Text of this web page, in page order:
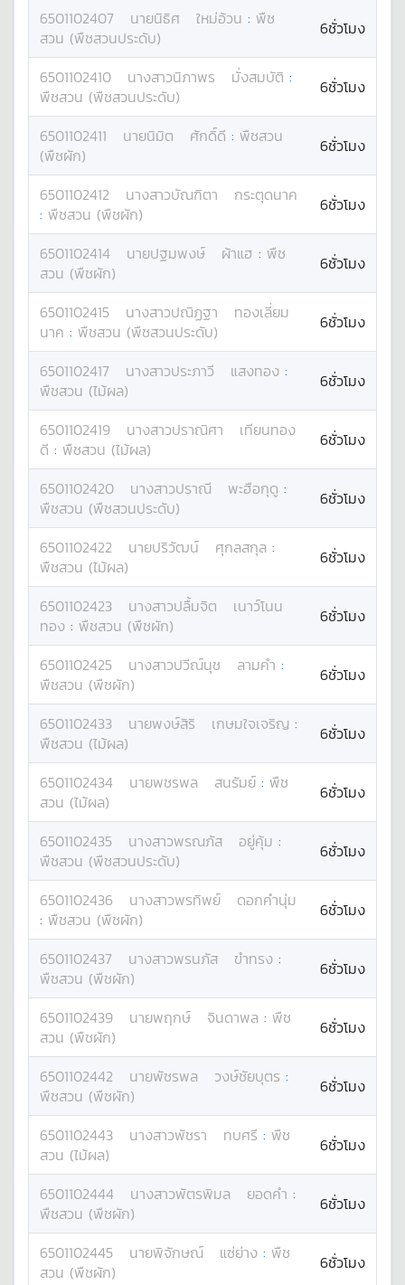
6501102407 นายนิธิศ ใหม่อ้วน : พืช
สวน (พืชสวนประดับ)
6ชั่วโมง
6501102410 นางสาวนิภาพร มั่งสมบัติ :
พืชสวน (พืชสวนประดับ)
6ชั่วโมง
6501102411 นายนิมิต ศักดิ์ดี : พืชสวน
(พืชผัก)
6ชั่วโมง
6501102412 นางสาวบัณฑิตา
กระตุดนาค
: พืชสวน (พืชผัก) 6ชั่วโมง
6501102414 นายปฐมพงษ์ ผ้าแฮ : พืช
สวน (พืชผัก)
6ชั่วโมง
6501102415 นางสาวปณิฏฐา
ทองเลี่ยม
นาค : พืชสวน (พืชสวนประดับ) 6ชั่วโมง
6501102417 นางสาวประภาวี แสงทอง :
พืชสวน (ไม้ผล)
6ชั่วโมง
6501102419 นางสาวปราณิศา
เทียนทอง
ดี : พืชสวน (ไม้ผล) 6ชั่วโมง
6501102420 นางสาวปราณี พะฮือกุดู :
พืชสวน (พืชสวนประดับ)
6ชั่วโมง
6501102422 นายปริวัฒน์ ศุกลสกุล :
พืชสวน (ไม้ผล)
6ชั่วโมง
6501102423 นางสาวปลื้มจิต
เนาว์โนน
ทอง : พืชสวน (พืชผัก) 6ชั่วโมง
6501102425 นางสาวปวีณ์นุช ลามคำ :
พืชสวน (พืชผัก)
6ชั่วโมง
6501102433 นายพงษ์สิริ เกษมใจเจริญ :
พืชสวน (ไม้ผล)
6ชั่วโมง
6501102434 นายพชรพล สนรัมย์ : พืช
สวน (ไม้ผล)
6ชั่วโมง
6501102435 นางสาวพรณภัส อยู่คุ้ม :
พืชสวน (พืชสวนประดับ)
6ชั่วโมง
6501102436 นางสาวพรทิพย์
ดอกคำนุ่ม
: พืชสวน (พืชผัก) 6ชั่วโมง
6501102437 นางสาวพรนภัส ขำทรง :
พืชสวน (พืชผัก)
6ชั่วโมง
6501102439 นายพฤกษ์ จินดาพล : พืช
สวน (พืชผัก)
6ชั่วโมง
6501102442 นายพัชรพล วงษ์ชัยบุตร :
พืชสวน (พืชผัก)
6ชั่วโมง
6501102443 นางสาวพัชรา ทบศรี : พืช
สวน (ไม้ผล)
6ชั่วโมง
6501102444 นางสาวพัตรพิมล ยอดคำ :
พืชสวน (พืชผัก)
6ชั่วโมง
6501102445 นายพิจักษณ์ แซ่ย่าง : พืช
สวน (พืชผัก)
6ชั่วโมง